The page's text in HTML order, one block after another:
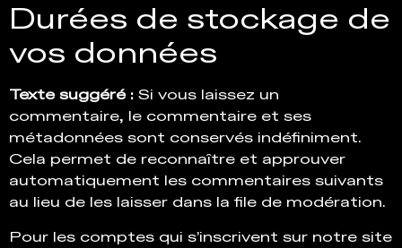
Durées de stockage de
vos données
Texte suggéré : Si vous laissez un
commentaire, le commentaire et ses
métadonnées sont conservés indéfiniment.
Cela permet de reconnaître et approuver
automatiquement les commentaires suivants
au lieu de les laisser dans la file de modération.
Pour les comptes qui s’inscrivent sur notre site